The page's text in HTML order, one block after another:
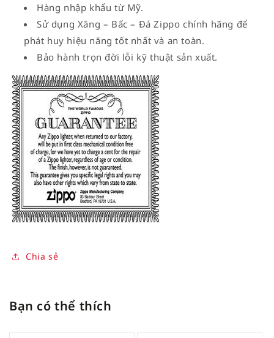
Hàng nhập khẩu từ Mỹ.
Sử dụng Xăng – Bấc – Đá Zippo chính hãng để
phát huy hiệu năng tốt nhất và an toàn.
Bảo hành trọn đời lỗi kỹ thuật sản xuất.
Chia sẻ
Bạn có thể thích